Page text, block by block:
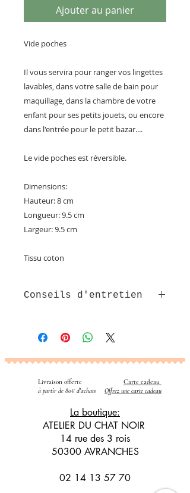
Ajouter au panier
Vide poches
Il vous servira pour ranger vos lingettes
lavables, dans votre salle de bain pour
maquillage, dans la chambre de votre
enfant pour ses petits jouets, ou encore
dans l'entrée pour le petit bazar....
Le vide poches est réversible.
Dimensions:
Hauteur: 8 cm
Longueur: 9.5 cm
Largeur: 9.5 cm
Tissu coton
Conseils d'entretien
des couleurs similaires
- Repassage surl'envers
uniquement
Livraison offerte
à partir de 80€ d'achats
Carte cadeau
Offrez une carte cadeau
La boutique:
ATELIER DU CHAT NOIR
14 rue des 3 rois
50300 AVRANCHES
02 14 13 57 70